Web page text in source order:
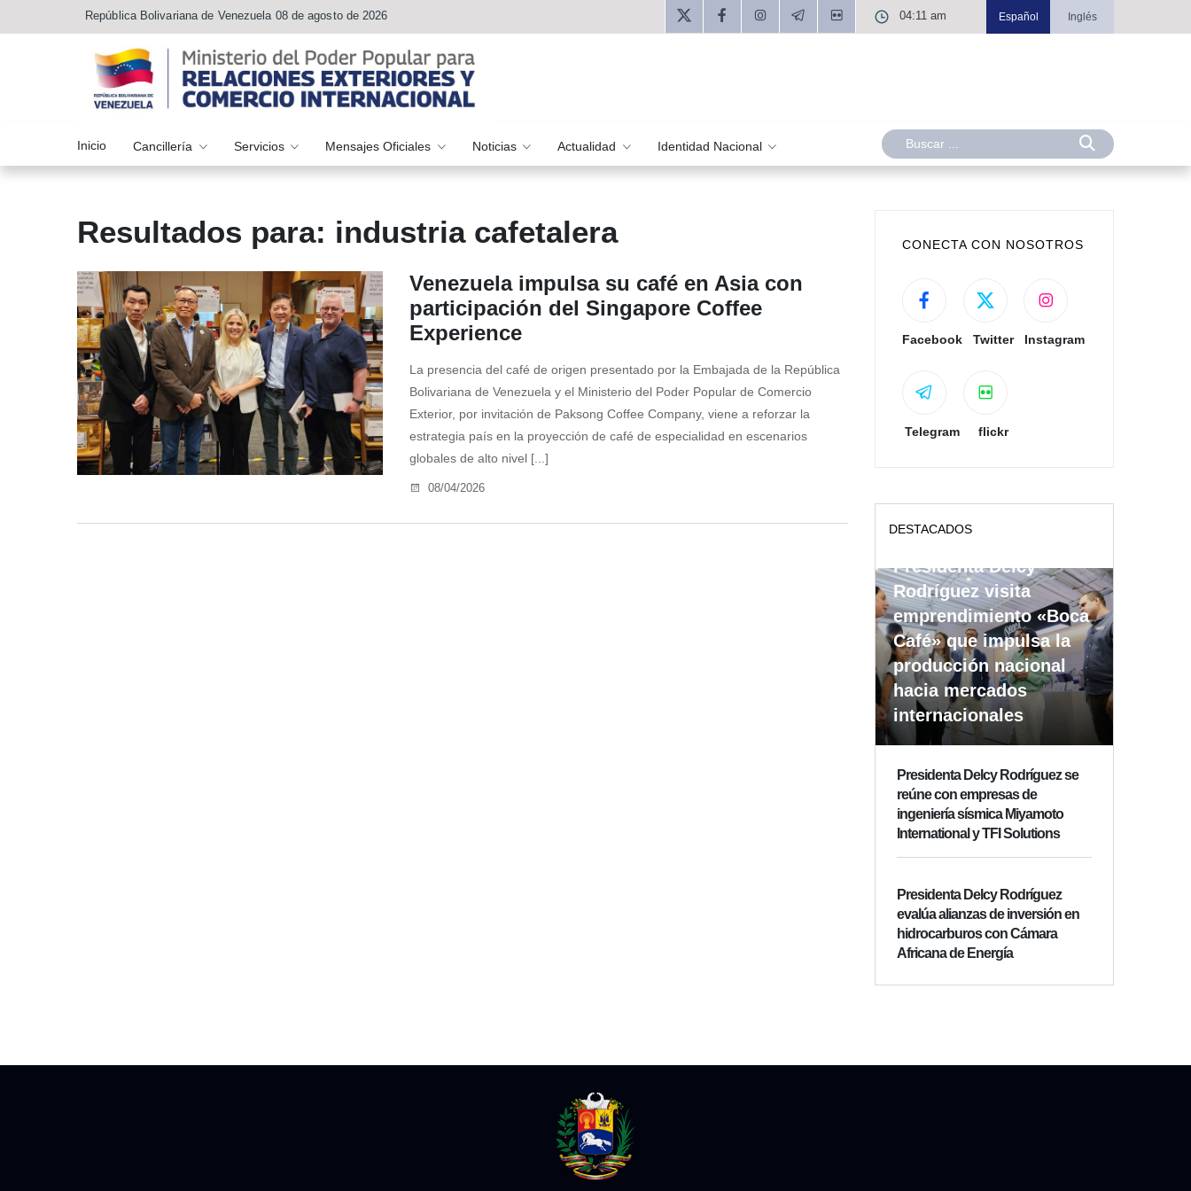
República Bolivariana de Venezuela 08 de agosto de 2026 04:11 am Español Inglés
Inicio Cancillería Servicios Mensajes Oficiales Noticias Actualidad Identidad Nacional
Resultados para: industria cafetalera
Venezuela impulsa su café en Asia con
participación del Singapore Coffee
Experience
La presencia del café de origen presentado por la Embajada de la República
Bolivariana de Venezuela y el Ministerio del Poder Popular de Comercio
Exterior, por invitación de Paksong Coffee Company, viene a reforzar la
estrategia país en la proyección de café de especialidad en escenarios
globales de alto nivel [...]
08/04/2026
CONECTA CON NOSOTROS
Facebook Twitter Instagram
Telegram flickr
DESTACADOS
Presidenta Delcy
Rodríguez visita
emprendimiento «Boca
Café» que impulsa la
producción nacional
hacia mercados
internacionales
Presidenta Delcy Rodríguez se
reúne con empresas de
ingeniería sísmica Miyamoto
International y TFI Solutions
Presidenta Delcy Rodríguez
evalúa alianzas de inversión en
hidrocarburos con Cámara
Africana de Energía